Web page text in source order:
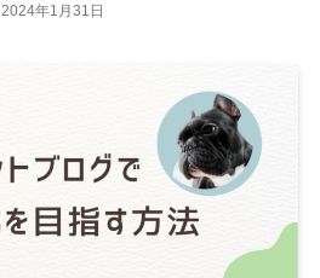
2024年1月31日